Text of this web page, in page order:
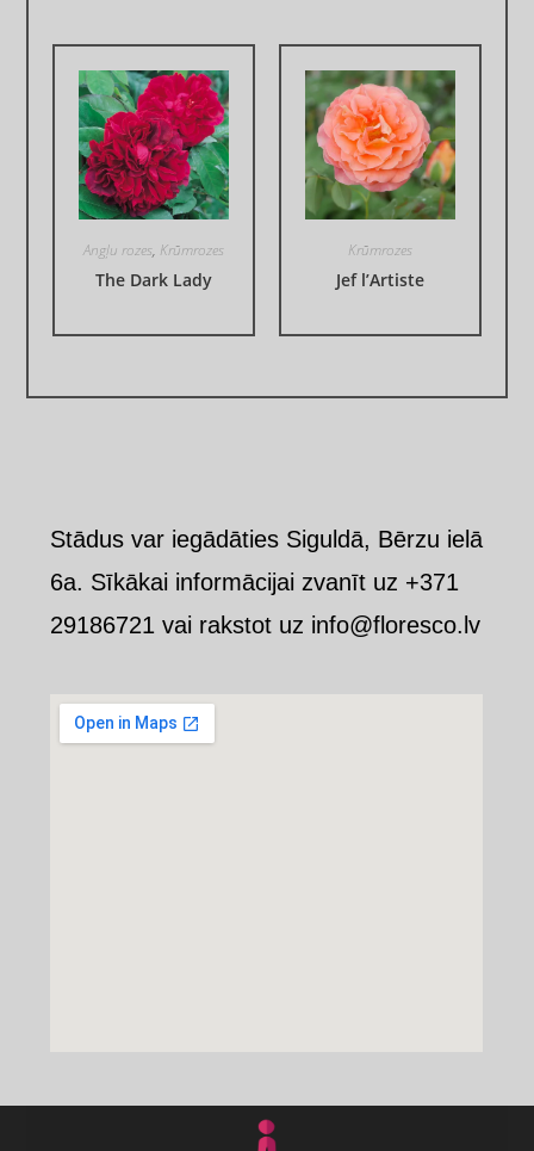
Angļu rozes, Krūmrozes
The Dark Lady
Krūmrozes
Jef l’Artiste
Stādus var iegādāties Siguldā, Bērzu ielā
6a. Sīkākai informācijai zvanīt uz +371
29186721 vai rakstot uz info@floresco.lv